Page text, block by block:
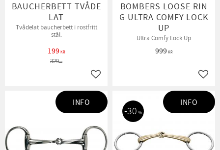
BAUCHERBETT TVÅDE
LAT
Tvådelat baucherbett i rostfritt
stål.
199KR
329KR
Lägg till i favoriter
BOMBERS LOOSE RIN
G ULTRA COMFY LOCK
UP
Ultra Comfy Lock Up
999KR
INFO
30 %
INFO